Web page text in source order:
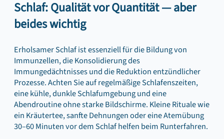
Schlaf: Qualität vor Quantität — aber
beides wichtig
Erholsamer Schlaf ist essenziell für die Bildung von
Immunzellen, die Konsolidierung des
Immungedächtnisses und die Reduktion entzündlicher
Prozesse. Achten Sie auf regelmäßige Schlafenszeiten,
eine kühle, dunkle Schlafumgebung und eine
Abendroutine ohne starke Bildschirme. Kleine Rituale wie
ein Kräutertee, sanfte Dehnungen oder eine Atemübung
30–60 Minuten vor dem Schlaf helfen beim Runterfahren.